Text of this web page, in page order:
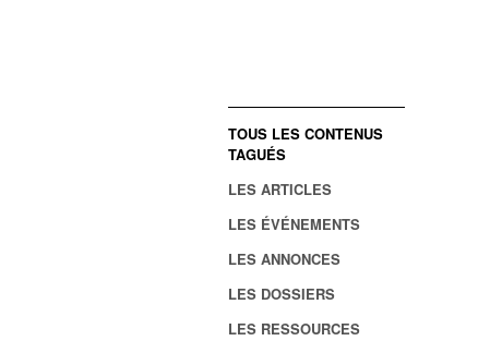
TOUS LES CONTENUS
TAGUÉS
LES ARTICLES
LES ÉVÉNEMENTS
LES ANNONCES
LES DOSSIERS
LES RESSOURCES